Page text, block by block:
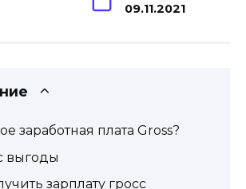
09.11.2021
заработная плата Gross?
выгоды
зарплату гросс